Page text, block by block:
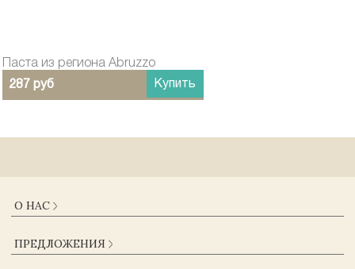
Паста из региона Abruzzo
287 руб
Купить
О НАС
ДОСТАВКА И ОПЛАТА
ПРЕДЛОЖЕНИЯ